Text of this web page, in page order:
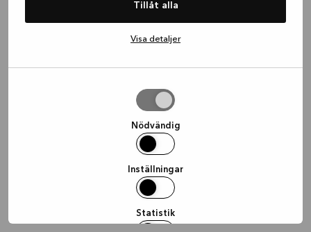
Tillåt alla
Visa detaljer
Nödvändig
Inställningar
Statistik